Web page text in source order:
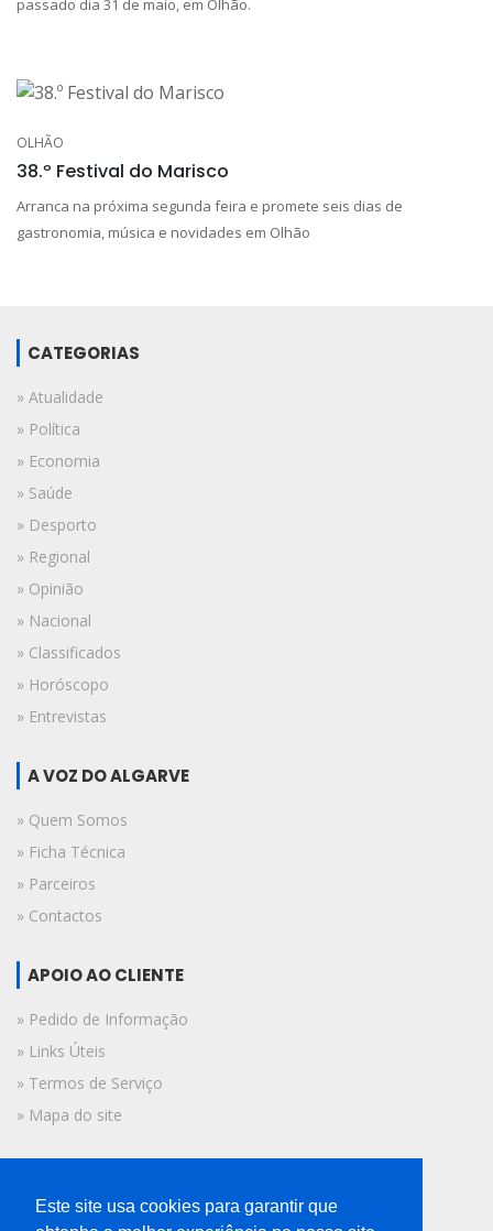
OLHÃO
38.º Festival do Marisco
Arranca na próxima segunda feira e promete seis dias de
gastronomia, música e novidades em Olhão
CATEGORIAS
» Atualidade
» Política
» Economia
» Saúde
» Desporto
» Regional
» Opinião
» Nacional
» Classificados
» Horóscopo
» Entrevistas
A VOZ DO ALGARVE
» Quem Somos
» Ficha Técnica
» Parceiros
» Contactos
APOIO AO CLIENTE
» Pedido de Informação
» Links Úteis
» Termos de Serviço
» Mapa do site
© 2019 A Voz do Algarve.
Este site usa cookies para garantir que